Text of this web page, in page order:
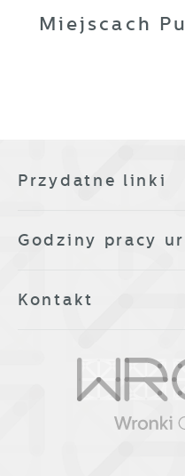
Miejscach
Przydatne linki
Godziny pracy
Kontakt